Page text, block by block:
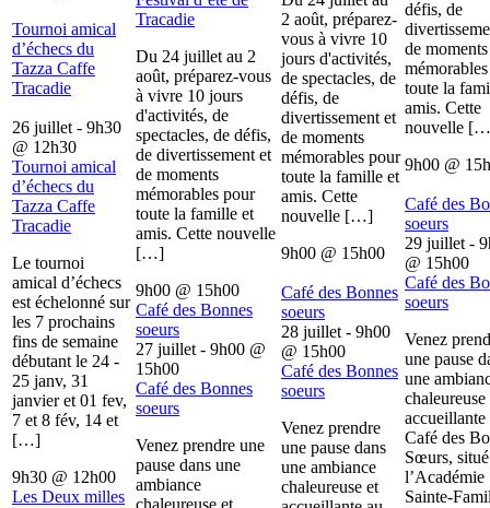
Tournoi amical
d’échecs du
Tazza Caffe
Tracadie
26 juillet - 9h30
@ 12h30
Tournoi amical
d’échecs du
Tazza Caffe
Tracadie
Le tournoi
amical d’échecs
est échelonné sur
les 7 prochains
fins de semaine
débutant le 24 -
25 janv, 31
janvier et 01 fev,
7 et 8 fév, 14 et
[…]
9h30 @ 12h00
Les Deux milles
Tracadie
Du 24 juillet au 2
août, préparez-vous
à vivre 10 jours
d'activités, de
spectacles, de défis,
de divertissement et
de moments
mémorables pour
toute la famille et
amis. Cette nouvelle
[…]
9h00 @ 15h00
Café des Bonnes
soeurs
27 juillet - 9h00 @
15h00
Café des Bonnes
soeurs
Venez prendre une
pause dans une
ambiance
2 août, préparez-
vous à vivre 10
jours d'activités,
de spectacles, de
défis, de
divertissement et
de moments
mémorables pour
toute la famille et
amis. Cette
nouvelle […]
9h00 @ 15h00
Café des Bonnes
soeurs
28 juillet - 9h00
@ 15h00
Café des Bonnes
soeurs
Venez prendre
une pause dans
une ambiance
chaleureuse et
défis, de
de moments
toute la
amis. Cette
nouvelle
9h00 @
Café des
soeurs
29 juillet -
@ 15h00
Café des
soeurs
Venez
une pause
une
chaleureuse
accueillante
Café des
Sœurs,
l’Académie
Sainte-